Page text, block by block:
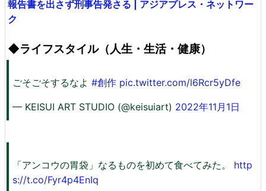
報告書を出さず刑事告発さる | アジアプレス・ネットワー
ク
◆ライフスタイル（人生・生活・健康）
ごそごそするなよ #創作 pic.twitter.com/l6Rcr5yDfe
— KEISUI ART STUDIO (@keisuiart) 2022年11月1日
「アンコウの胃袋」なるものを初めて食べてみた。 http
s://t.co/Fyr4p4EnIq